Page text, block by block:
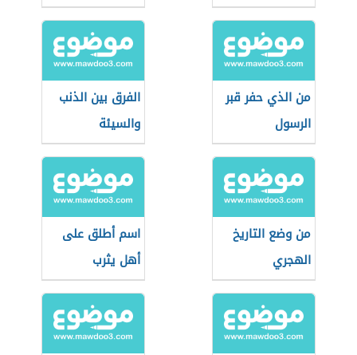
من الذي حفر قبر
الرسول
الفرق بين الذنب
والسيئة
من وضع التاريخ
الهجري
اسم أطلق على
أهل يثرب